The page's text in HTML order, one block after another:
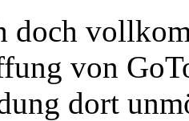
doch
von
dort